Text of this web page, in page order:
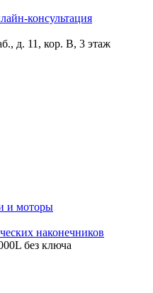
консультация
д. 11, кор. В, 3 этаж
и моторы
наконечников
без ключа